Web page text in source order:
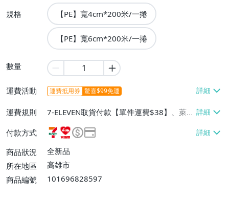
規格 【PE】寬4cm*200米/一捲
【PE】寬6cm*200米/一捲
數量
運費活動 運費抵用券 驚喜$99免運
運費規則
7-ELEVEN取貨付款【單件運費$38】、萊爾
富取貨付款【單件運費$60】、郵局掛號
【單件運費$80】、大型/超重物品運送【單
件運費$120】
付款方式
商品狀況
全新品
所在地區
高雄市
商品編號
101696828597